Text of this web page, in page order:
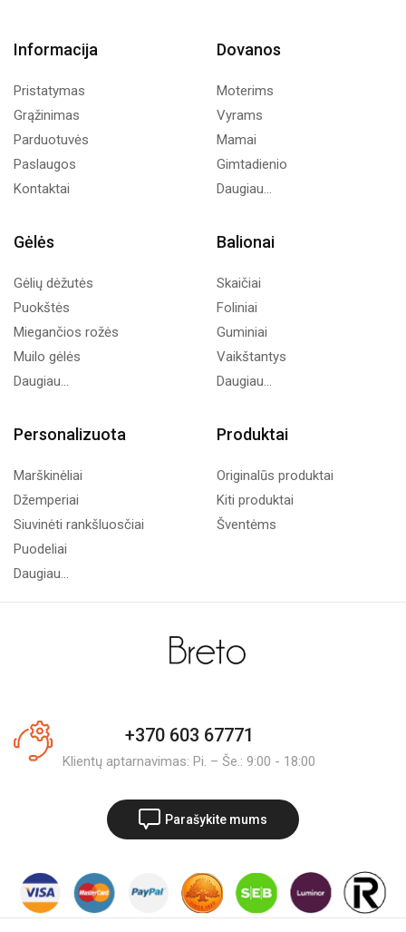
Informacija
Pristatymas
Grąžinimas
Parduotuvės
Paslaugos
Kontaktai
Dovanos
Moterims
Vyrams
Mamai
Gimtadienio
Daugiau...
Gėlės
Gėlių dėžutės
Puokštės
Miegančios rožės
Muilo gėlės
Daugiau...
Balionai
Skaičiai
Foliniai
Guminiai
Vaikštantys
Daugiau...
Personalizuota
Marškinėliai
Džemperiai
Siuvinėti rankšluosčiai
Puodeliai
Daugiau...
Produktai
Originalūs produktai
Kiti produktai
Šventėms
+370 603 67771
Klientų aptarnavimas: Pi. – Še.: 9:00 - 18:00
Parašykite mums